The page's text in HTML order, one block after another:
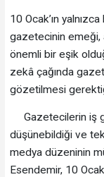
10 Ocak’ın
gazetecinin emeği,
önemli bir eşik
zekâ çağında
gözetilmesi
Gazetecilerin iş
düşünebildiği ve
medya düzeninin
Esendemir, 10